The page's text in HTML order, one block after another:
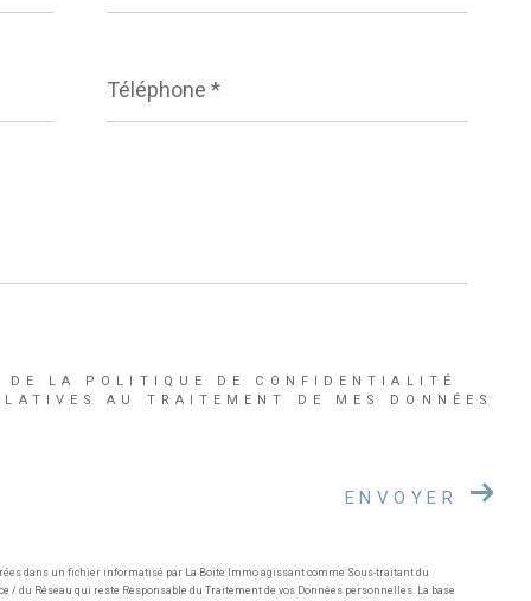
*
LA POLITIQUE DE CONFIDENTIALITÉ
AU TRAITEMENT DE MES DONNÉES
ENVOYER
dans un fichier informatisé par La Boite Immo agissant comme Sous-traitant du
du Réseau qui reste Responsable du Traitement de vos Données personnelles. La base